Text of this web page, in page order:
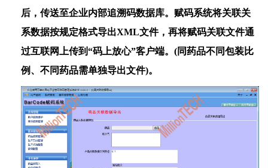
后，传送至企业内部追溯码数据库。 赋码系统将关联关
系数据按规定格式导出XML文件，再将赋码关联文件通
过互联网上传到“码上放心”客户端。 (同药品不同包装比
例、不同药品需单独导出文件)。